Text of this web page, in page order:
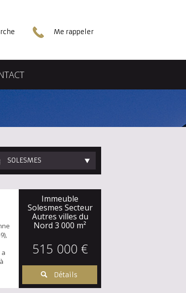
Me rappeler
SOLESMES
Immeuble
Solesmes Secteur
Autres villes du
Nord 3 000 m²
515 000 €
Détails